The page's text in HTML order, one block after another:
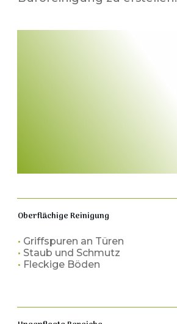
Oberflächige Reinigung
• Griffspuren an Türen
• Staub und Schmutz
• Fleckige Böden